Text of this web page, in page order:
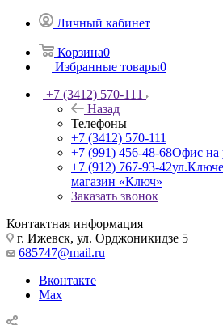
Личный кабинет
Корзина0
Избранные товары0
+7 (3412) 570-111
Назад
Телефоны
+7 (3412) 570-111
+7 (991) 456-48-68Офис на
+7 (912) 767-93-42
магазин «Ключ»
Заказать звонок
Контактная информация
г. Ижевск, ул. Орджоникидзе 5
685747@mail.ru
Вконтакте
Max